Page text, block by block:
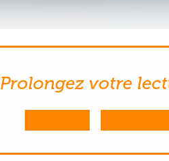
Prolongez votre